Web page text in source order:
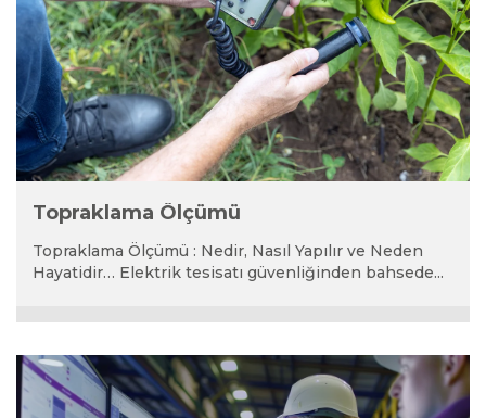
Topraklama Ölçümü
Topraklama Ölçümü : Nedir, Nasıl Yapılır ve Neden
Hayatidir… Elektrik tesisatı güvenliğinden bahsede...